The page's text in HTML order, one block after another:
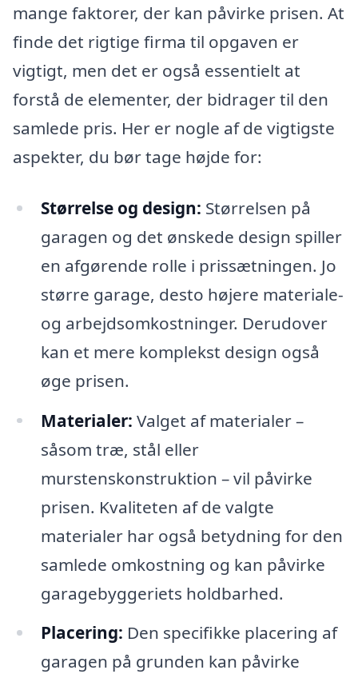
mange faktorer, der kan påvirke prisen. At
finde det rigtige firma til opgaven er
vigtigt, men det er også essentielt at
forstå de elementer, der bidrager til den
samlede pris. Her er nogle af de vigtigste
aspekter, du bør tage højde for:
Størrelse og design: Størrelsen på
garagen og det ønskede design spiller
en afgørende rolle i prissætningen. Jo
større garage, desto højere materiale-
og arbejdsomkostninger. Derudover
kan et mere komplekst design også
øge prisen.
Materialer: Valget af materialer –
såsom træ, stål eller
murstenskonstruktion – vil påvirke
prisen. Kvaliteten af de valgte
materialer har også betydning for den
samlede omkostning og kan påvirke
garagebyggeriets holdbarhed.
Placering: Den specifikke placering af
garagen på grunden kan påvirke